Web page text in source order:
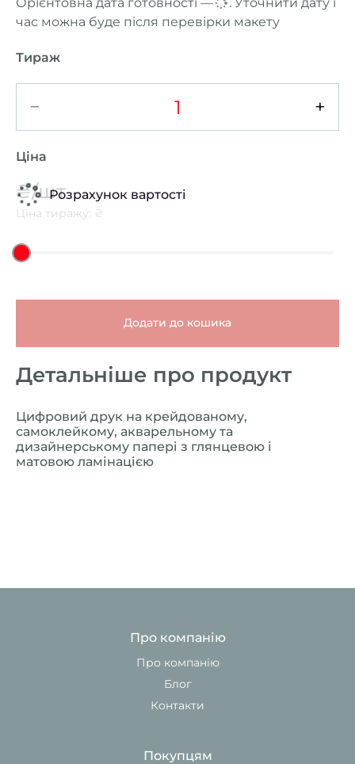
час можна буде після перевірки макету
Тираж
− +
Ціна
Розрахунок вартості
₴/шт
Ціна тиражу: ₴
Додати до кошика
Детальніше про продукт
Цифровий друк на крейдованому,
самоклейкому, акварельному та
дизайнерському папері з глянцевою і
матовою ламінацією
Про компанію
Про компанію
Блог
Контакти
Покупцям